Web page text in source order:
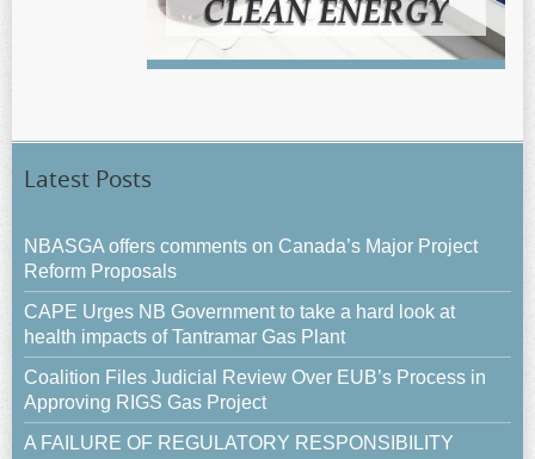
Latest Posts
NBASGA offers comments on Canada’s Major Project
Reform Proposals
CAPE Urges NB Government to take a hard look at
health impacts of Tantramar Gas Plant
Coalition Files Judicial Review Over EUB’s Process in
Approving RIGS Gas Project
A FAILURE OF REGULATORY RESPONSIBILITY